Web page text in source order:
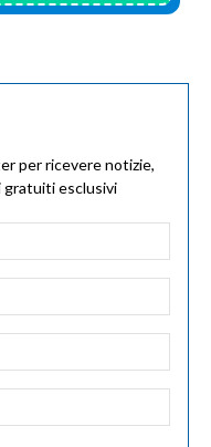
per ricevere notizie,
gratuiti esclusivi